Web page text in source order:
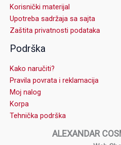
Korisnički materijal
Upotreba sadržaja sa sajta
Zaštita privatnosti podataka
Podrška
Kako naručiti?
Pravila povrata i reklamacija
Moj nalog
Korpa
Tehnička podrška
ALEXANDAR